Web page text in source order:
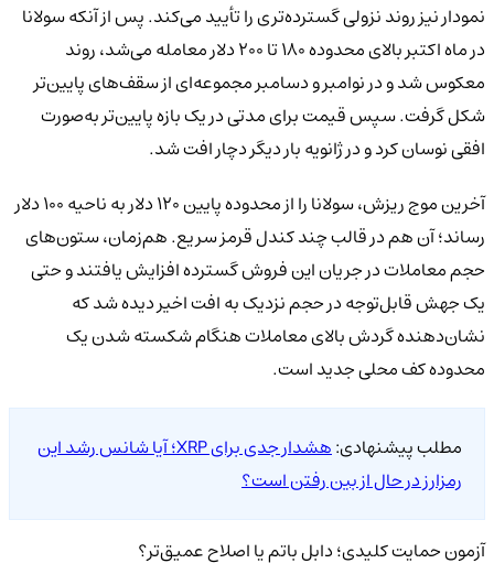
نمودار نیز روند نزولی گسترده‌تری را تأیید می‌کند. پس از آنکه سولانا
در ماه اکتبر بالای محدوده ۱۸۰ تا ۲۰۰ دلار معامله می‌شد، روند
معکوس شد و در نوامبر و دسامبر مجموعه‌ای از سقف‌های پایین‌تر
شکل گرفت. سپس قیمت برای مدتی در یک بازه پایین‌تر به‌صورت
افقی نوسان کرد و در ژانویه بار دیگر دچار افت شد.
آخرین موج ریزش، سولانا را از محدوده پایین ۱۲۰ دلار به ناحیه ۱۰۰ دلار
رساند؛ آن هم در قالب چند کندل قرمز سریع. هم‌زمان، ستون‌های
حجم معاملات در جریان این فروش گسترده افزایش یافتند و حتی
یک جهش قابل‌توجه در حجم نزدیک به افت اخیر دیده شد که
نشان‌دهنده گردش بالای معاملات هنگام شکسته شدن یک
محدوده کف محلی جدید است.
مطلب پیشنهادی:
هشدار جدی برای XRP؛ آیا شانس رشد این
رمزارز در حال از بین رفتن است؟
آزمون حمایت کلیدی؛ دابل باتم یا اصلاح عمیق‌تر؟